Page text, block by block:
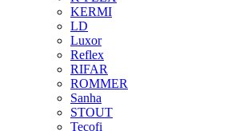
KERMI
LD
Luxor
Reflex
RIFAR
ROMMER
Sanha
STOUT
Tecofi